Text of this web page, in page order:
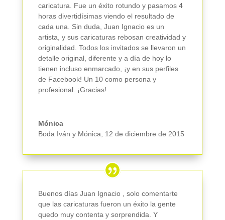
caricatura. Fue un éxito rotundo y pasamos 4
horas divertidísimas viendo el resultado de
cada una. Sin duda, Juan Ignacio es un
artista, y sus caricaturas rebosan creatividad y
originalidad. Todos los invitados se llevaron un
detalle original, diferente y a día de hoy lo
tienen incluso enmarcado, ¡y en sus perfiles
de Facebook! Un 10 como persona y
profesional. ¡Gracias!
Mónica
Boda Iván y Mónica
12 de diciembre de 2015
Buenos días Juan Ignacio , solo comentarte
que las caricaturas fueron un éxito la gente
quedo muy contenta y sorprendida. Y